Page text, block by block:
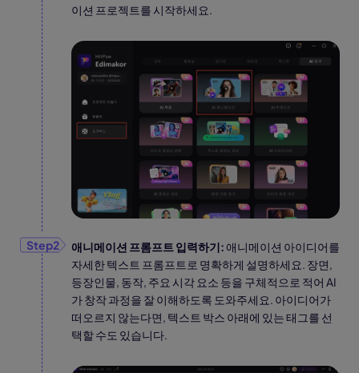
이션 프로젝트를 시작하세요.
애니메이션 프롬프트 입력하기: 애니메이션 아이디어를
자세한 텍스트 프롬프트로 명확하게 설명하세요. 장면,
등장인물, 동작, 주요 시각 요소 등을 구체적으로 적어 AI
가 창작 과정을 잘 이해하도록 도와주세요. 아이디어가
떠오르지 않는다면, 텍스트 박스 아래에 있는 태그를 선
택할 수도 있습니다.